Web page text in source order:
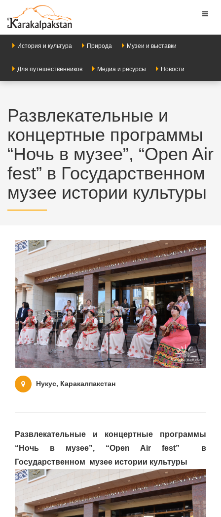
История и культура Природа Музеи и выставки
Для путешественников Медиа и ресурсы Новости
Развлекательные и
концертные программы
“Ночь в музее”, “Open Air
fest” в Государственном
музее истории культуры
Нукус, Каракалпакстан
Развлекательные и концертные программы
“Ночь в музее”, “Open Air fest” в
Государственном музее истории культуры